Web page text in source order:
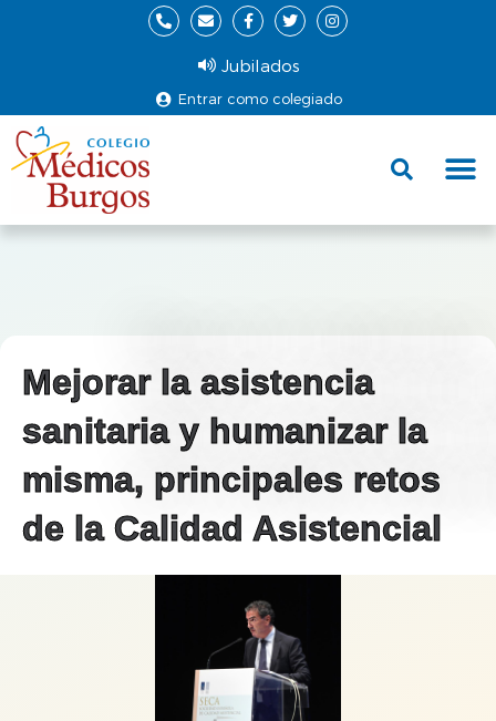
Entrar como colegiado
Jubilados
Mejorar la asistencia
sanitaria y humanizar la
misma, principales retos
de la Calidad Asistencial